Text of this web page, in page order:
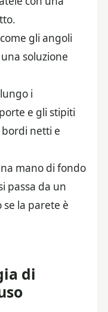
gli angoli
soluzione
i
e gli stipiti
netti e
mano di fondo
passa da un
se la parete è
di